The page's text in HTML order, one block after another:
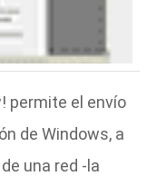
permite el envío
de Windows, a
una red -la